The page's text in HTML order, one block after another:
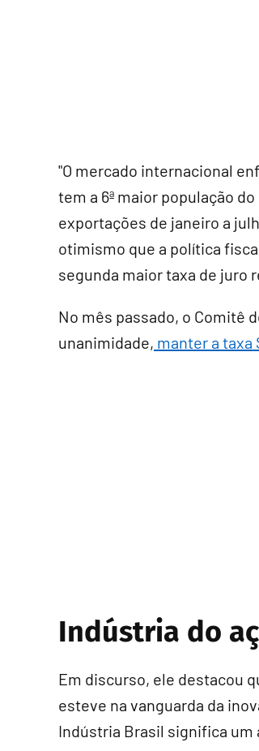
"O mercado internacional
tem a 6ª maior população
exportações de janeiro a
otimismo que a política
segunda maior taxa de juro
No mês passado, o Comitê
unanimidade, manter a taxa
Indústria do
Em discurso, ele destacou
esteve na vanguarda da
Indústria Brasil significa um